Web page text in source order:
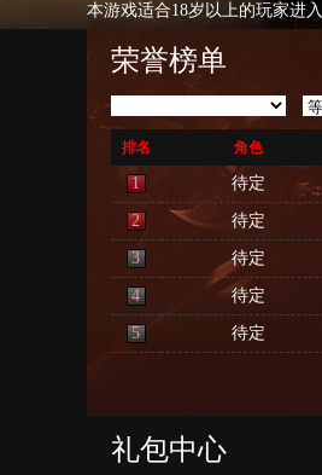
本游戏适合18岁以上的玩家进入
荣誉榜单
排名 角色
1 待定
2 待定
3 待定
4 待定
5 待定
礼包中心